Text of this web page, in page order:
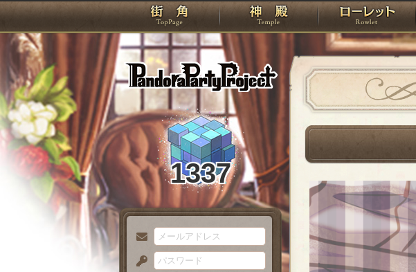
PandoraPartyProject
TOP 神殿
1337
メ